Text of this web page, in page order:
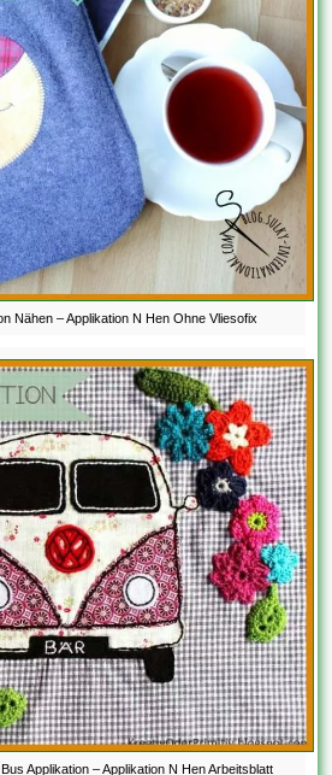
Nähen – Applikation N Hen Ohne Vliesofix
Applikation – Applikation N Hen Arbeitsblatt